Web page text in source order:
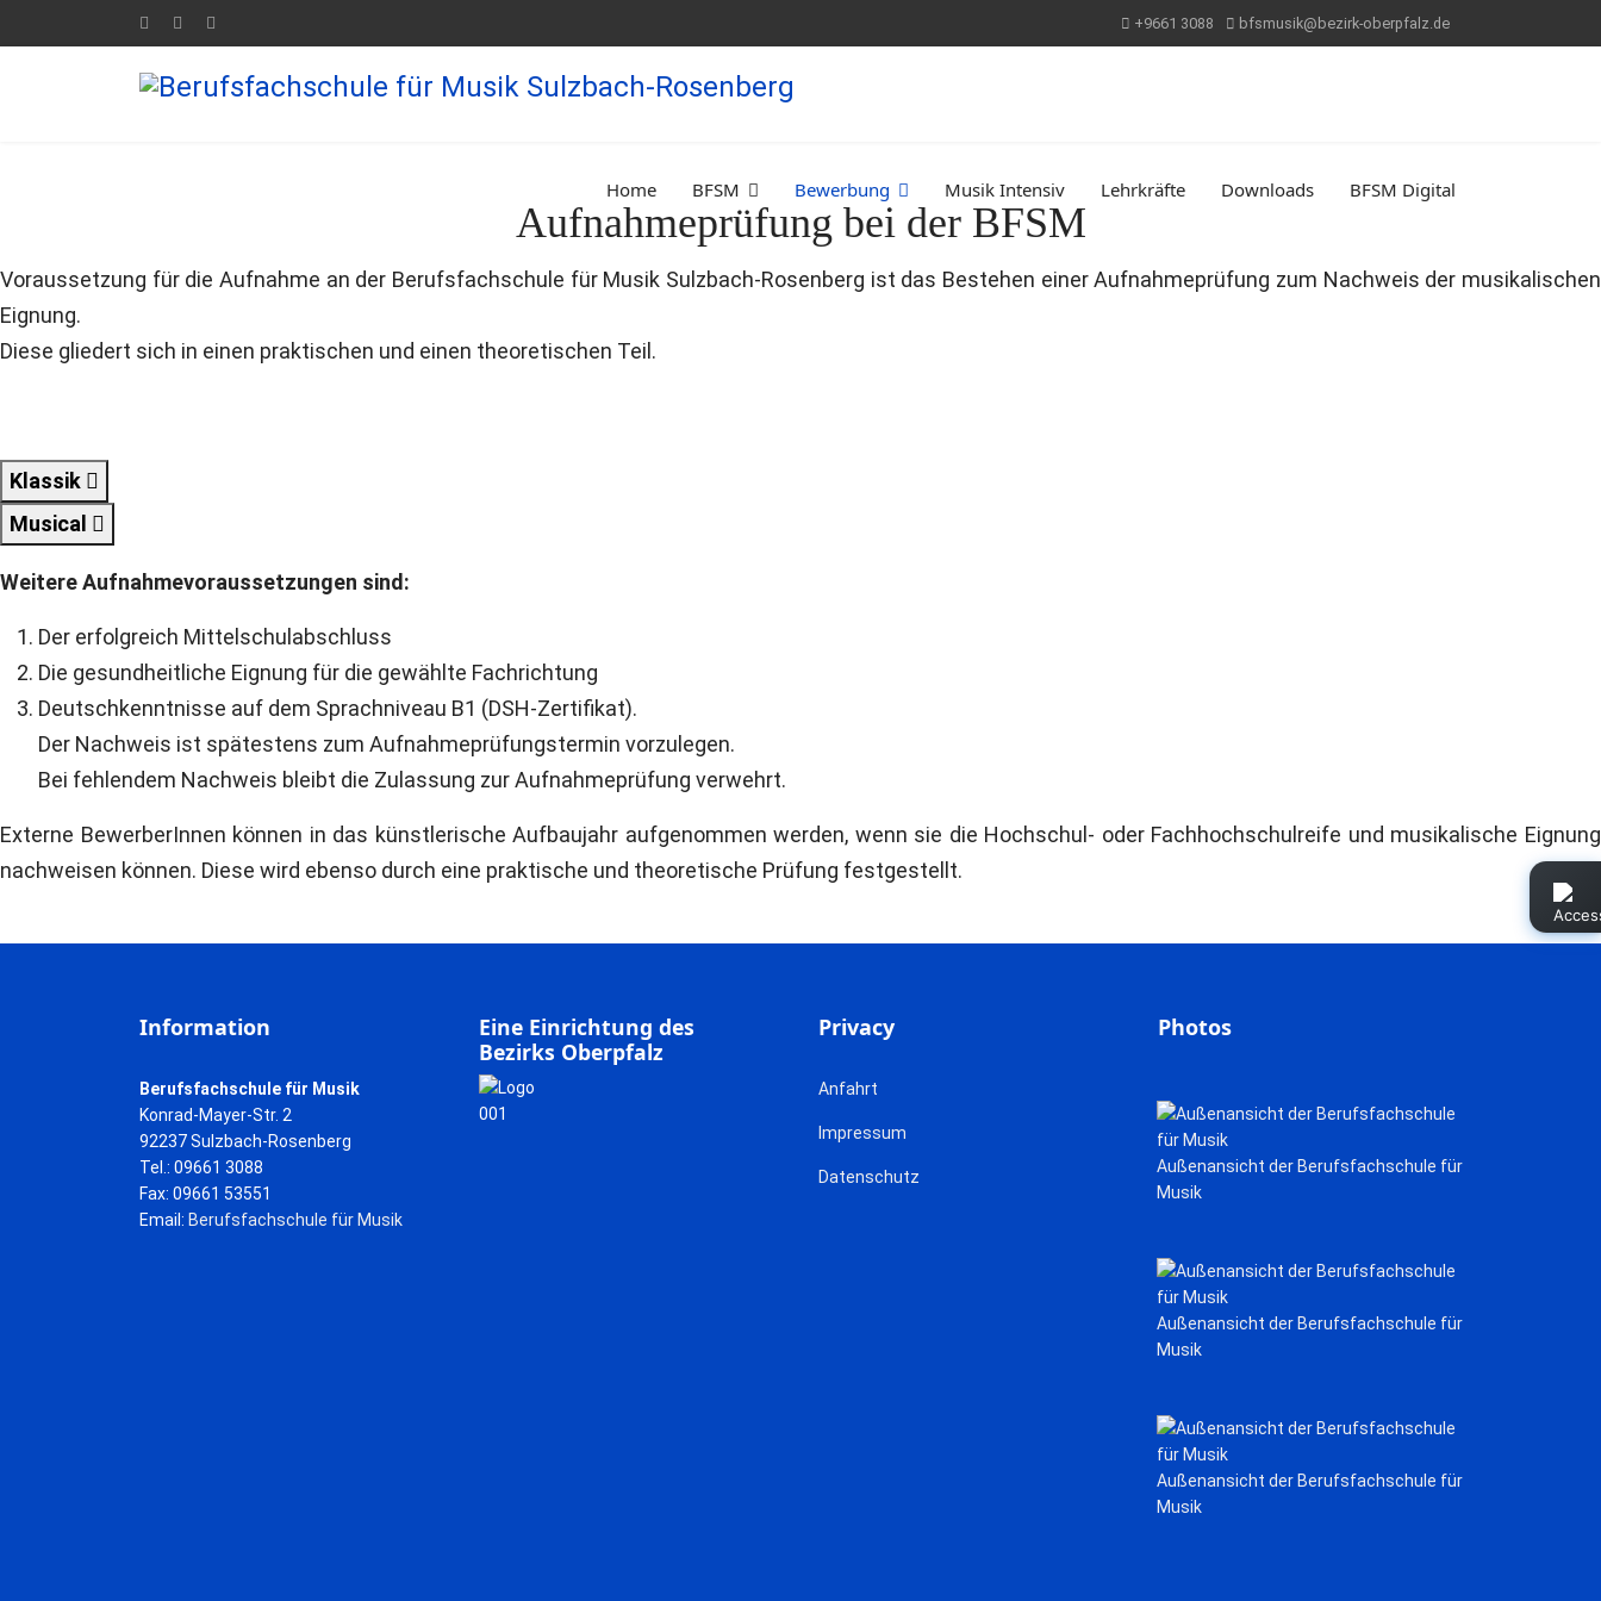
+9661 3088 bfsmusik@bezirk-oberpfalz.de
Home BFSM Bewerbung Musik Intensiv Lehrkräfte Downloads BFSM Digital
Aufnahmeprüfung bei der BFSM
Voraussetzung für die Aufnahme an der Berufsfachschule für Musik Sulzbach-Rosenberg ist das Bestehen einer Aufnahmeprüfung zum Nachweis der musikalischen
Eignung.
Diese gliedert sich in einen praktischen und einen theoretischen Teil.
Klassik
Musical
Weitere Aufnahmevoraussetzungen sind:
Der erfolgreich Mittelschulabschluss
Die gesundheitliche Eignung für die gewählte Fachrichtung
Deutschkenntnisse auf dem Sprachniveau B1 (DSH-Zertifikat).
Der Nachweis ist spätestens zum Aufnahmeprüfungstermin vorzulegen.
Bei fehlendem Nachweis bleibt die Zulassung zur Aufnahmeprüfung verwehrt.
Externe BewerberInnen können in das künstlerische Aufbaujahr aufgenommen werden, wenn sie die Hochschul- oder Fachhochschulreife und musikalische Eignung
nachweisen können. Diese wird ebenso durch eine praktische und theoretische Prüfung festgestellt.
Information
Berufsfachschule für Musik
Konrad-Mayer-Str. 2
92237 Sulzbach-Rosenberg
Tel.: 09661 3088
Fax: 09661 53551
Email: Berufsfachschule für Musik
Eine Einrichtung des
Bezirks Oberpfalz
Privacy
Anfahrt
Impressum
Datenschutz
Photos
Außenansicht der Berufsfachschule für
Musik
Außenansicht der Berufsfachschule für
Musik
Außenansicht der Berufsfachschule für
Musik